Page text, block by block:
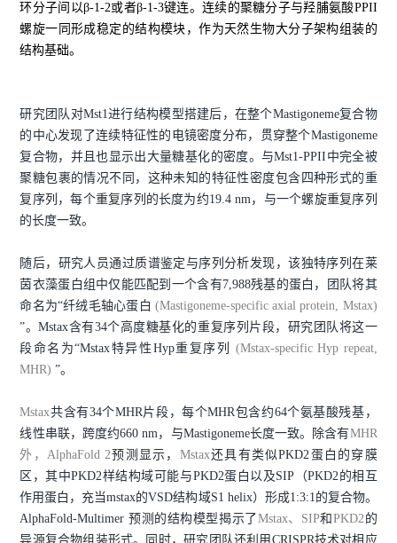
环分子间以β-1-2或者β-1-3键连。连续的聚糖分子与羟脯氨酸PPII
螺旋一同形成稳定的结构模块，作为天然生物大分子架构组装的
结构基础。
研究团队对Mst1进行结构模型搭建后，在整个Mastigoneme复合物
的中心发现了连续特征性的电镜密度分布，贯穿整个Mastigoneme
复合物，并且也显示出大量糖基化的密度。与Mst1-PPII中完全被
聚糖包裹的情况不同，这种未知的特征性密度包含四种形式的重
复序列，每个重复序列的长度为约19.4 nm，与一个螺旋重复序列
的长度一致。
随后，研究人员通过质谱鉴定与序列分析发现，该独特序列在莱
茵衣藻蛋白组中仅能匹配到一个含有7,988残基的蛋白，团队将其
命名为“纤绒毛轴心蛋白 (Mastigoneme-specific axial protein, Mstax)
”。Mstax含有34个高度糖基化的重复序列片段，研究团队将这一
段命名为“Mstax特异性Hyp重复序列
(Mstax-specific Hyp repeat,
MHR)”。
Mstax共含有34个MHR片段，每个MHR包含约64个氨基酸残基，
线性串联，跨度约660 nm，与Mastigoneme长度一致。除含有MHR
外，AlphaFold 2预测显示， Mstax还具有类似PKD2蛋白的穿膜
区，其中PKD2样结构域可能与PKD2蛋白以及SIP（PKD2的相互
作用蛋白，充当mstax的VSD结构域S1 helix）形成1:3:1的复合物。
AlphaFold-Multimer 预测的结构模型揭示了Mstax、SIP和PKD2的
异源复合物组装形式。同时，研究团队还利用CRISPR技术对相应